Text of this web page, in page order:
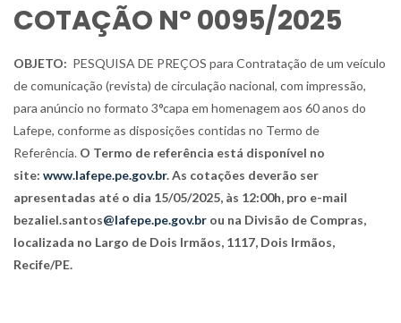
COTAÇÃO Nº 0095/2025
OBJETO: PESQUISA DE PREÇOS para Contratação de um veículo
de comunicação (revista) de circulação nacional, com impressão,
para anúncio no formato 3°capa em homenagem aos 60 anos do
Lafepe, conforme as disposições contidas no Termo de
Referência. O Termo de referência está disponível no
site: www.lafepe.pe.gov.br. As cotações deverão ser
apresentadas até o dia 15/05/2025, às 12:00h, pro e-mail
bezaliel.santos@lafepe.pe.gov.br ou na Divisão de Compras,
localizada no Largo de Dois Irmãos, 1117, Dois Irmãos,
Recife/PE.